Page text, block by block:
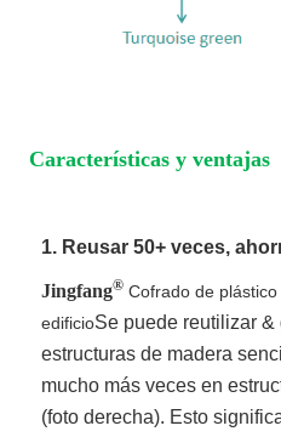
Características y ventajas
1. Reusar 50+ veces,
Jingfang® Cofrado de
edificioSe puede reutilizar &
estructuras de madera
mucho más veces en
(foto derecha). Esto